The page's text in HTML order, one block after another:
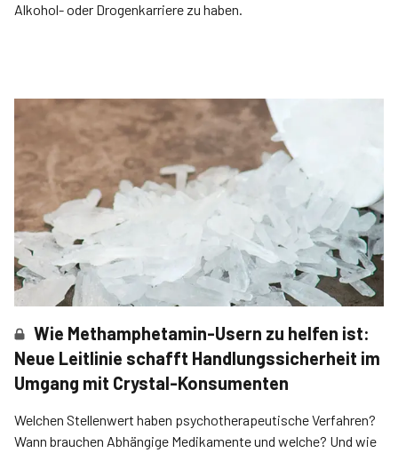
Alkohol- oder Drogenkarriere zu haben.
Wie Methamphetamin-Usern zu helfen ist:
Neue Leitlinie schafft Handlungssicherheit im
Umgang mit Crystal-Konsumenten
Welchen Stellenwert haben psychotherapeutische Verfahren?
Wann brauchen Abhängige Medikamente und welche? Und wie